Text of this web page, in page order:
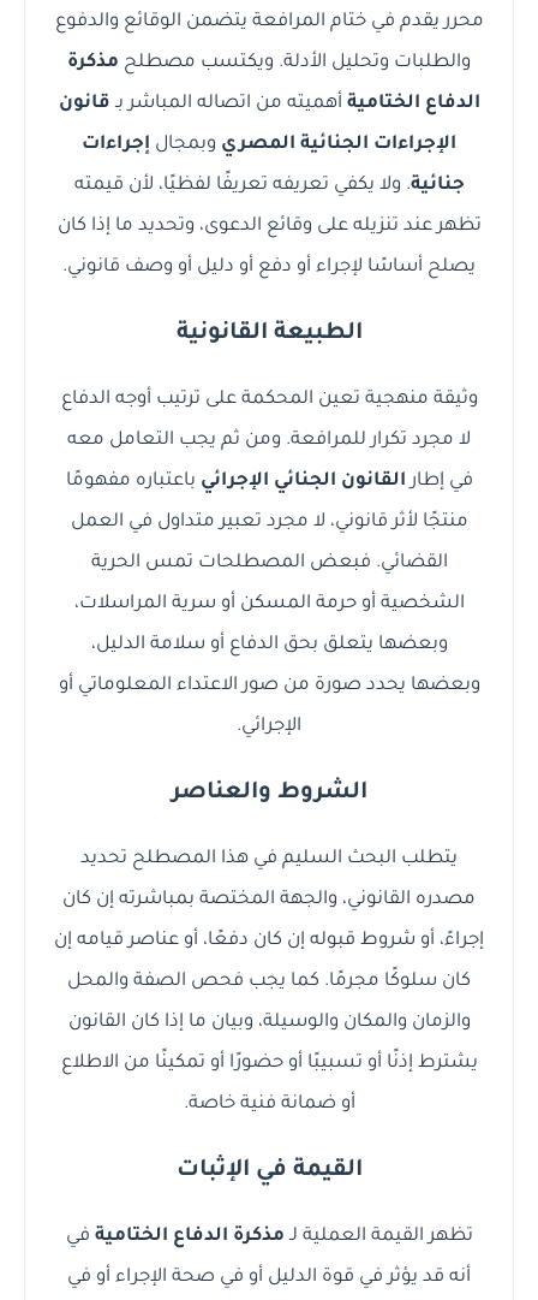
محرر يقدم في ختام المرافعة يتضمن الوقائع والدفوع
والطلبات وتحليل الأدلة. ويكتسب مصطلح مذكرة
الدفاع الختامية أهميته من اتصاله المباشر بـ قانون
الإجراءات الجنائية المصري وبمجال إجراءات
جنائية. ولا يكفي تعريفه تعريفًا لفظيًا، لأن قيمته
تظهر عند تنزيله على وقائع الدعوى، وتحديد ما إذا كان
يصلح أساسًا لإجراء أو دفع أو دليل أو وصف قانوني.
الطبيعة القانونية
وثيقة منهجية تعين المحكمة على ترتيب أوجه الدفاع
لا مجرد تكرار للمرافعة. ومن ثم يجب التعامل معه
في إطار القانون الجنائي الإجرائي باعتباره مفهومًا
منتجًا لأثر قانوني، لا مجرد تعبير متداول في العمل
القضائي. فبعض المصطلحات تمس الحرية
الشخصية أو حرمة المسكن أو سرية المراسلات،
وبعضها يتعلق بحق الدفاع أو سلامة الدليل،
وبعضها يحدد صورة من صور الاعتداء المعلوماتي أو
الإجرائي.
الشروط والعناصر
يتطلب البحث السليم في هذا المصطلح تحديد
مصدره القانوني، والجهة المختصة بمباشرته إن كان
إجراءً، أو شروط قبوله إن كان دفعًا، أو عناصر قيامه إن
كان سلوكًا مجرمًا. كما يجب فحص الصفة والمحل
والزمان والمكان والوسيلة، وبيان ما إذا كان القانون
يشترط إذنًا أو تسبيبًا أو حضورًا أو تمكينًا من الاطلاع
أو ضمانة فنية خاصة.
القيمة في الإثبات
تظهر القيمة العملية لـ مذكرة الدفاع الختامية في
أنه قد يؤثر في قوة الدليل أو في صحة الإجراء أو في